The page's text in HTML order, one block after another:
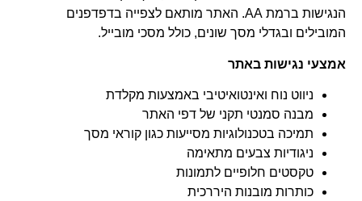
הנגישות ברמת AA. האתר מותאם לצפייה בדפדפנים
המובילים ובגדלי מסך שונים, כולל מסכי מובייל.
אמצעי נגישות באתר
ניווט נוח ואינטואיטיבי באמצעות מקלדת
מבנה סמנטי תקני של דפי האתר
תמיכה בטכנולוגיות מסייעות כגון קוראי מסך
ניגודיות צבעים מתאימה
טקסטים חלופיים לתמונות
כותרות מובנות היררכית